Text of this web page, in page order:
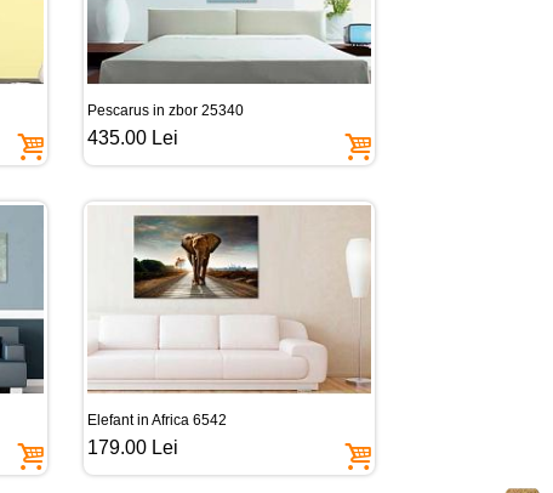
Pescarus in zbor 25340
435.00 Lei
Elefant in Africa 6542
179.00 Lei